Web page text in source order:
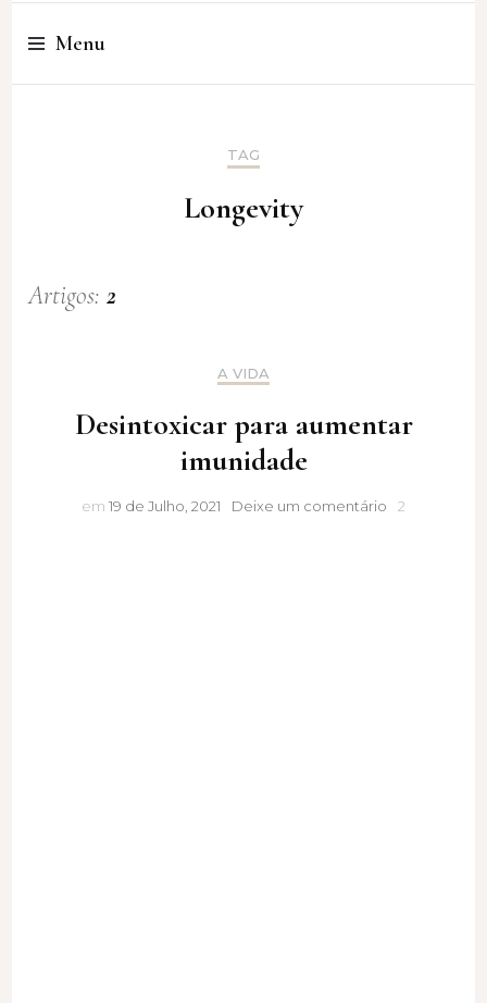
Cristina Amaro
Menu
TAG
Longevity
Artigos:2
A VIDA
Desintoxicar para aumentar
imunidade
em 19 de Julho, 2021 Deixe um comentário Desintoxicar
2